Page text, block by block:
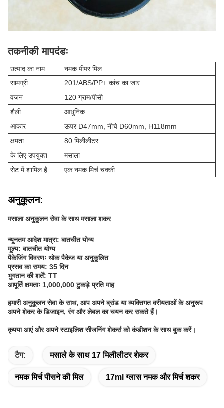
तकनीकी मापदंडः
उत्पाद का नाम
नमक पीपर मिल
सामग्री
201/ABS/PP+ कांच का जार
वजन
120 ग्राम/पीसी
शैली
आधुनिक
आकार
ऊपर D47mm, नीचे D60mm, H118mm
क्षमता
80 मिलीलीटर
के लिए उपयुक्त
मसाला
सेट में शामिल है
एक नमक मिर्च चक्की
अनुकूलन:
मसाला अनुकूलन सेवा के साथ मसाला शकर
न्यूनतम आदेश मात्रा: बातचीत योग्य
मूल्य: बातचीत योग्य
पैकेजिंग विवरणः थोक पैकेज या अनुकूलित
प्रसव का समय: 35 दिन
भुगतान की शर्तें: TT
आपूर्ति क्षमताः 1,000,000 टुकड़े प्रति माह
हमारी अनुकूलन सेवा के साथ, आप अपने ब्रांड या व्यक्तिगत वरीयताओं के अनुरूप
अपने शेकर के डिजाइन, रंग और लेबल का चयन कर सकते हैं।
कृपया आएं और अपने स्टाइलिश सीजनिंग शेकर्स को कंडीशन के साथ बुक करें।
टैग: मसाले के साथ 17 मिलीलीटर शेकर
नमक मिर्च पीसने की मिल 17ml ग्लास नमक और मिर्च शकर